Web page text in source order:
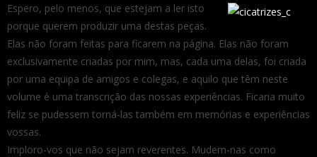
Espero, pelo menos, que estejam a ler isto
porque querem produzir uma destas peças.
Elas não foram feitas para ficarem na página. Elas não foram
exclusivamente criadas por mim, mas, cada uma delas, foi criada
por uma equipa de amigos e colegas, e aquilo que têm neste
volume é uma transcrição das nossas experiências. Ficaria muito
feliz se pudessem torná-las também em memórias e experiências
vossas.
Imploro-vos que não sejam reverentes. Mudem-nas como